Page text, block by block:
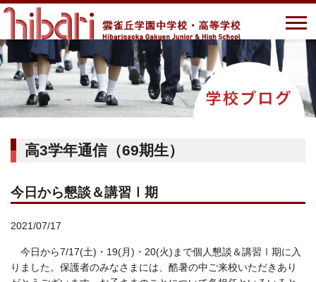
高3学年通信（69期生）
今日から懇談＆講習Ⅰ期
2021/07/17
今日から7/17(土)・19(月)・20(火)まで個人懇談＆講習Ⅰ期に入
りました。保護者のみなさまには、酷暑の中ご来校いただきあり